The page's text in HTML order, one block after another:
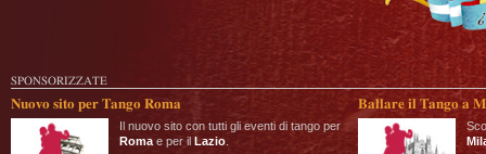
SPONSORIZZATE
Nuovo sito per Tango Roma
Il nuovo sito con tutti gli eventi di tango per
Roma e per il Lazio
Ballare il Tango a